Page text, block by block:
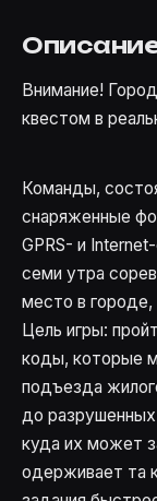
Внимание!
квестом в
Команды,
снаряженные
GPRS- и
семи утра
место в городе,
Цель игры:
коды, которые
подъезда
до разрушенных
куда их может
одерживает та